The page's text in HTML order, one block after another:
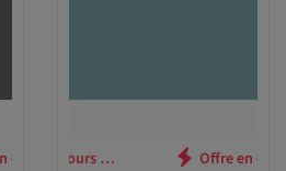
en cours …